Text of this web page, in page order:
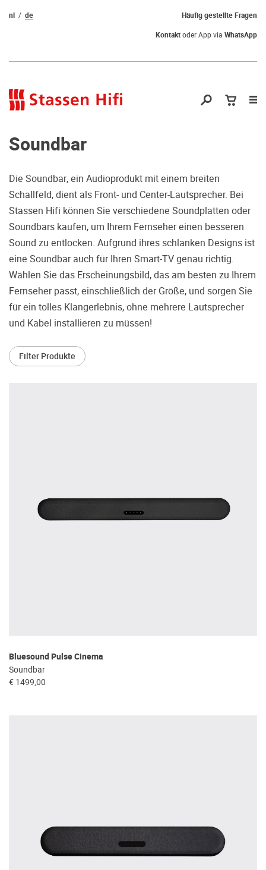
Qual der Wahl?
Warum kommen Sie nicht vorbei und
hören erstmal Probe? Dadurch stellen
Sie sicher, dass Sie die richtige Wahl
treffen.
Oft werden Produkte auf Empfehlung
Dritter oder z.B. aufgrund einer Rezension
gekauft. Leider bereuen viele Menschen ihre
Geschmack doch anders ist als der
Geschmack desjenigen, auf den sie gehört
Häufig gestellte Fragen
nl
de
Kontaktoder App via WhatsApp
Soundbar
Die Soundbar, ein Audioprodukt mit einem breiten
Schallfeld, dient als Front- und Center-Lautsprecher. Bei
Stassen Hifi können Sie verschiedene Soundplatten oder
Soundbars kaufen, um Ihrem Fernseher einen besseren
Sound zu entlocken. Aufgrund ihres schlanken Designs ist
eine Soundbar auch für Ihren Smart-TV genau richtig.
Wählen Sie das Erscheinungsbild, das am besten zu Ihrem
Fernseher passt, einschließlich der Größe, und sorgen Sie
für ein tolles Klangerlebnis, ohne mehrere Lautsprecher
und Kabel installieren zu müssen!
Filter Produkte
Bluesound Pulse Cinema
Soundbar
€ 1499,00